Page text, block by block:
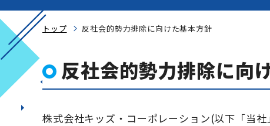
トップ 反社会的勢力排除に向けた基本方針
反社会的勢力排除に向
株式会社キッズ・コーポレーション(以下「当